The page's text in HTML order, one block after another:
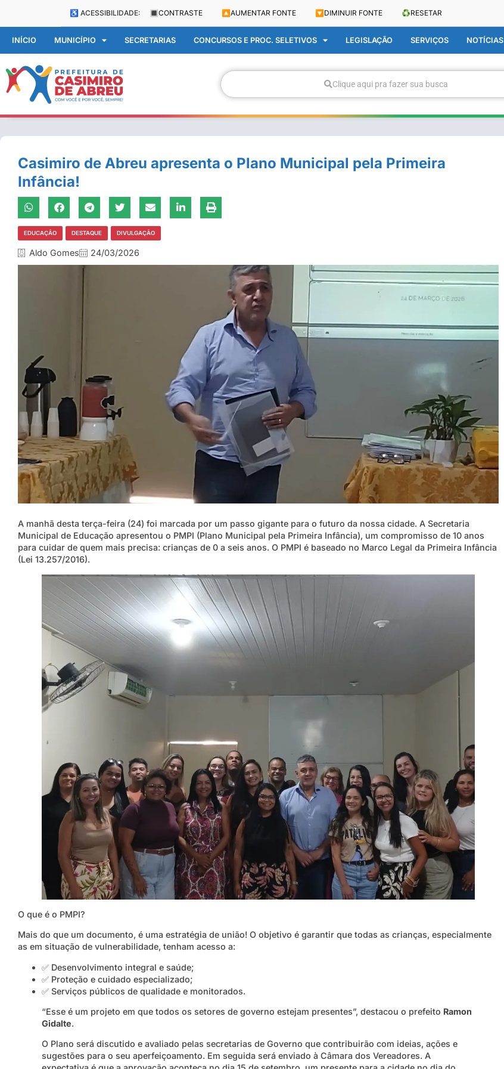
♿ ACESSIBILIDADE: 🔳 CONTRASTE 🔼 AUMENTAR FONTE 🔽 DIMINUIR FONTE ♻️RESETAR
INÍCIO MUNICÍPIO SECRETARIAS CONCURSOS E PROC. SELETIVOS LEGISLAÇÃO SERVIÇOS NOTÍCIAS
Clique aqui pra fazer sua busca
Casimiro de Abreu apresenta o Plano Municipal pela Primeira
Infância!
EDUCAÇÃO DESTAQUE DIVULGAÇÃO
Aldo Gomes 24/03/2026
A manhã desta terça-feira (24) foi marcada por um passo gigante para o futuro da nossa cidade. A Secretaria
Municipal de Educação apresentou o PMPI (Plano Municipal pela Primeira Infância), um compromisso de 10 anos
para cuidar de quem mais precisa: crianças de 0 a seis anos. O PMPI é baseado no Marco Legal da Primeira Infância
(Lei 13.257/2016).
O que é o PMPI?
Mais do que um documento, é uma estratégia de união! O objetivo é garantir que todas as crianças, especialmente
as em situação de vulnerabilidade, tenham acesso a:
✅ Desenvolvimento integral e saúde;
✅ Proteção e cuidado especializado;
✅ Serviços públicos de qualidade e monitorados.
“Esse é um projeto em que todos os setores de governo estejam presentes”, destacou o prefeito Ramon
Gidalte.
O Plano será discutido e avaliado pelas secretarias de Governo que contribuirão com ideias, ações e
sugestões para o seu aperfeiçoamento. Em seguida será enviado à Câmara dos Vereadores. A